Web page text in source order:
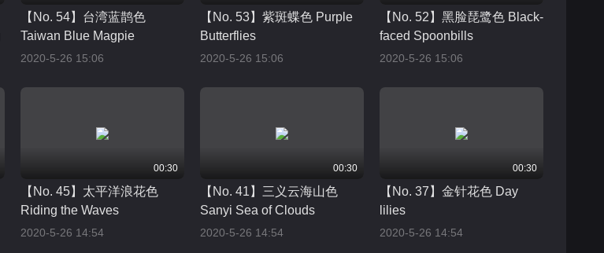
【No. 54】台湾蓝鹊色
Taiwan Blue Magpie
2020-5-26 15:06
【No. 53】紫斑蝶色 Purple
Butterflies
2020-5-26 15:06
【No. 52】黑脸琵鹭色 Black-
faced Spoonbills
2020-5-26 15:06
00:30
【No. 45】太平洋浪花色
Riding the Waves
2020-5-26 14:54
00:30
【No. 41】三义云海山色
Sanyi Sea of Clouds
2020-5-26 14:54
00:30
【No. 37】金针花色 Day
lilies
2020-5-26 14:54